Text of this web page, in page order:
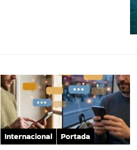
Internacional Portada